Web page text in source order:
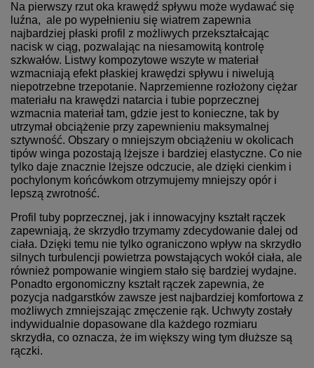
Na pierwszy rzut oka krawędź spływu może wydawać się
luźna, ale po wypełnieniu się wiatrem zapewnia
najbardziej płaski profil z możliwych przekształcając
nacisk w ciąg, pozwalając na niesamowitą kontrolę
szkwałów. Listwy kompozytowe wszyte w materiał
wzmacniają efekt płaskiej krawędzi spływu i niwelują
niepotrzebne trzepotanie. Naprzemienne rozłożony ciężar
materiału na krawędzi natarcia i tubie poprzecznej
wzmacnia materiał tam, gdzie jest to konieczne, tak by
utrzymał obciążenie przy zapewnieniu maksymalnej
sztywność. Obszary o mniejszym obciążeniu w okolicach
tipów winga pozostają lżejsze i bardziej elastyczne. Co nie
tylko daje znacznie lżejsze odczucie, ale dzięki cienkim i
pochylonym końcówkom otrzymujemy mniejszy opór i
lepszą zwrotność.
Profil tuby poprzecznej, jak i innowacyjny kształt rączek
zapewniają, że skrzydło trzymamy zdecydowanie dalej od
ciała. Dzięki temu nie tylko ograniczono wpływ na skrzydło
silnych turbulencji powietrza powstających wokół ciała, ale
również pompowanie wingiem stało się bardziej wydajne.
Ponadto ergonomiczny kształt rączek zapewnia, że
pozycja nadgarstków zawsze jest najbardziej komfortowa z
możliwych zmniejszając zmęczenie rąk. Uchwyty zostały
indywidualnie dopasowane dla każdego rozmiaru
skrzydła, co oznacza, że im większy wing tym dłuższe są
rączki.